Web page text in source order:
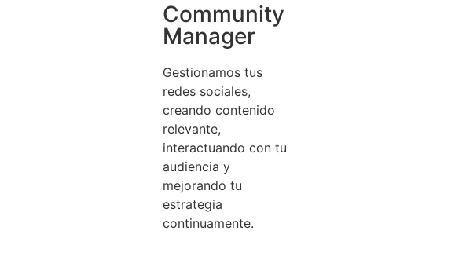
Community
Manager
Gestionamos tus
redes sociales,
creando contenido
relevante,
interactuando con tu
audiencia y
mejorando tu
estrategia
continuamente.